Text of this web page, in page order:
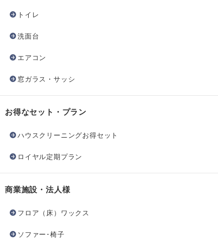
トイレ
洗面台
エアコン
窓ガラス・サッシ
お得なセット・プラン
ハウスクリーニングお得セット
ロイヤル定期プラン
商業施設・法人様
フロア（床）ワックス
ソファー･椅子